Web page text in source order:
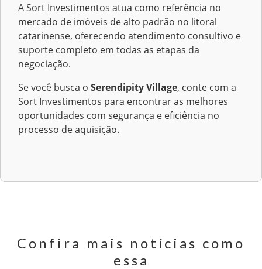
A Sort Investimentos atua como referência no
mercado de imóveis de alto padrão no litoral
catarinense, oferecendo atendimento consultivo e
suporte completo em todas as etapas da
negociação.
Se você busca o Serendipity Village, conte com a
Sort Investimentos para encontrar as melhores
oportunidades com segurança e eficiência no
processo de aquisição.
Confira mais notícias como
essa